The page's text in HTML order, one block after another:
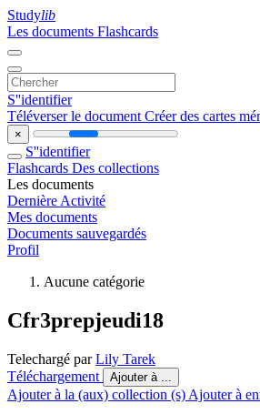
Studylib
Les documents Flashcards
S''identifier
Téléverser le document Créer des cartes
×
S''identifier
Flashcards Des collections
Les documents
Dernière Activité
Mes documents
Documents sauvegardés
Profil
Aucune catégorie
Cfr3prepjeudi18
Telechargé parLily Tarek
Téléchargement
Ajouter à ...
Ajouter à la (aux) collection (s) Ajouter à